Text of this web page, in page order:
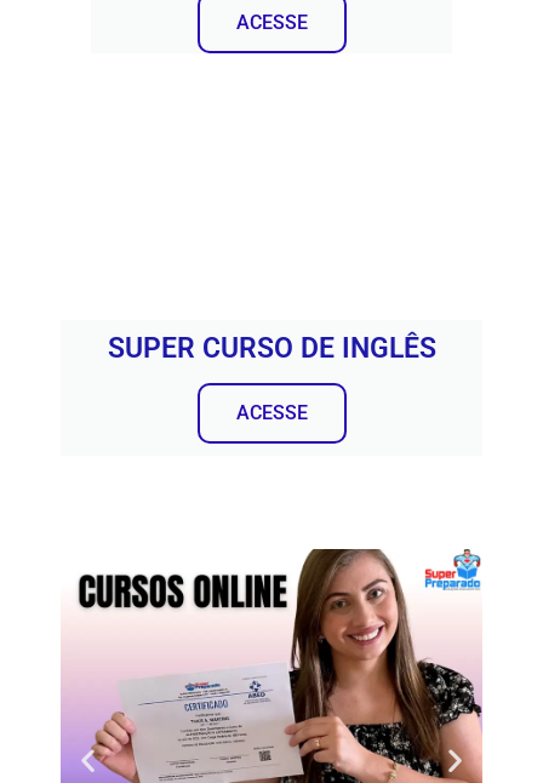
ACESSE
SUPER CURSO DE INGLÊS
ACESSE